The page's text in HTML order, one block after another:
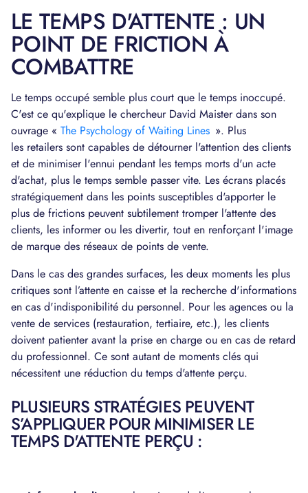
LE TEMPS D'ATTENTE : UN
POINT DE FRICTION À
COMBATTRE
Le temps occupé semble plus court que le temps inoccupé.
C'est ce qu'explique le chercheur David Maister dans son
ouvrage « The Psychology of Waiting Lines ​». Plus
les retailers sont capables de détourner l'attention des clients
et de minimiser l'ennui pendant les temps morts d'un acte
d'achat, plus le temps semble passer vite. Les écrans placés
stratégiquement dans les points susceptibles d'apporter le
plus de frictions peuvent subtilement tromper l'attente des
clients, les informer ou les divertir, tout en renforçant l'image
de marque des réseaux de points de vente.
Dans le cas des grandes surfaces, les deux moments les plus
critiques sont l’attente en caisse et la recherche d'informations
en cas d'indisponibilité du personnel. Pour les agences ou la
vente de services (restauration, tertiaire, etc.), les clients
doivent patienter avant la prise en charge ou en cas de retard
du professionnel. Ce sont autant de moments clés qui
nécessitent une réduction du temps d'attente perçu.
PLUSIEURS STRATÉGIES PEUVENT
S’APPLIQUER POUR MINIMISER LE
TEMPS D'ATTENTE PERÇU :